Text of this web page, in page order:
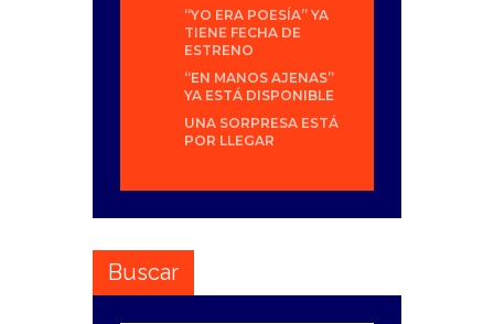
“YO ERA POESÍA” YA
TIENE FECHA DE
ESTRENO
“EN MANOS AJENAS”
YA ESTÁ DISPONIBLE
UNA SORPRESA ESTÁ
POR LLEGAR
Buscar